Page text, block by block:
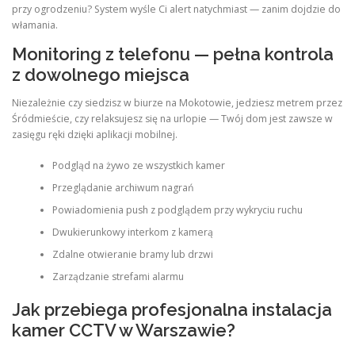
przy ogrodzeniu? System wyśle Ci alert natychmiast — zanim dojdzie do
włamania.
Monitoring z telefonu — pełna kontrola
z dowolnego miejsca
Niezależnie czy siedzisz w biurze na Mokotowie, jedziesz metrem przez
Śródmieście, czy relaksujesz się na urlopie — Twój dom jest zawsze w
zasięgu ręki dzięki aplikacji mobilnej.
Podgląd na żywo ze wszystkich kamer
Przeglądanie archiwum nagrań
Powiadomienia push z podglądem przy wykryciu ruchu
Dwukierunkowy interkom z kamerą
Zdalne otwieranie bramy lub drzwi
Zarządzanie strefami alarmu
Jak przebiega profesjonalna instalacja
kamer CCTV w Warszawie?